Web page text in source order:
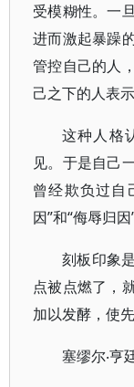
受模糊性。一
进而激起暴躁
管控自己的人
己之下的人表
这种人格
见。于是自己
曾经欺负过自
因”和“侮辱归
刻板印象
点被点燃了，
加以发酵，使
塞缪尔‧亨